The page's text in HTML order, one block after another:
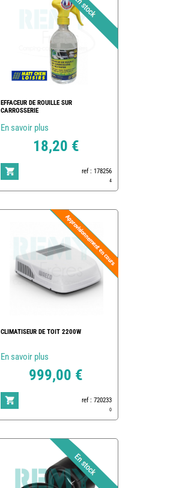
EFFACEUR DE ROUILLE SUR
CARROSSERIE
En savoir plus
18,20 €
ref : 178256
4
CLIMATISEUR DE TOIT 2200W
En savoir plus
999,00 €
ref : 720233
0